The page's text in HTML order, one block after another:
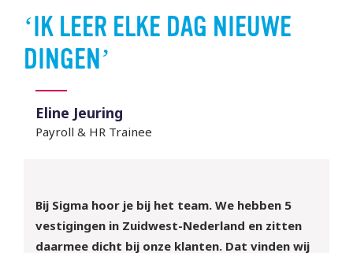
IK LEER ELKE DAG NIEUWE
DINGEN
Eline Jeuring
Payroll & HR Trainee
Bij Sigma hoor je bij het team. We hebben 5
vestigingen in Zuidwest-Nederland en zitten
daarmee dicht bij onze klanten. Dat vinden wij